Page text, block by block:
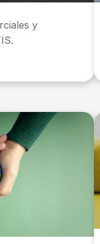
y